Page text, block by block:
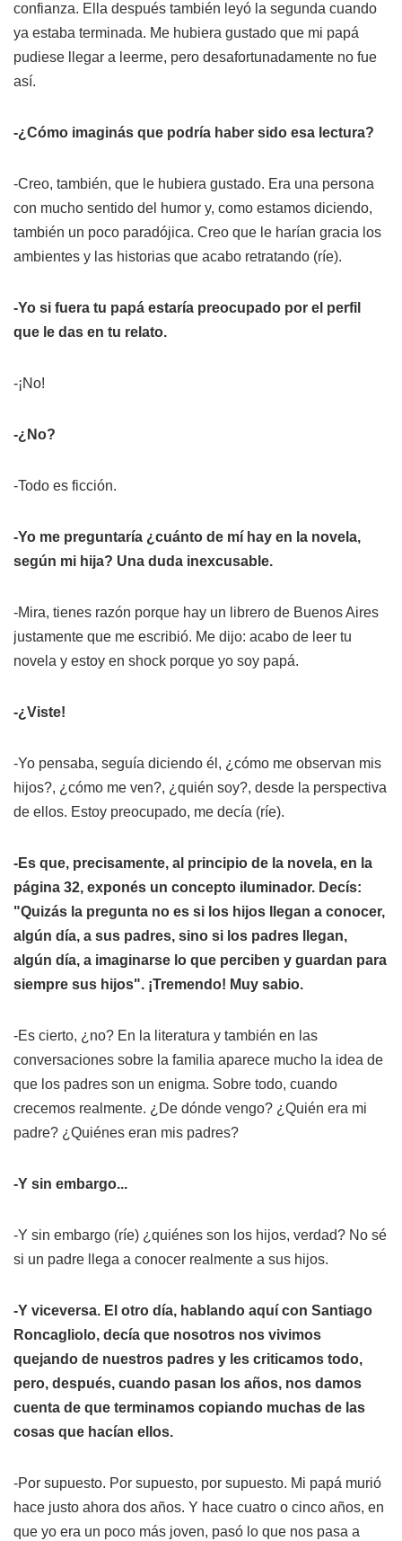
confianza. Ella después también leyó la segunda cuando
ya estaba terminada. Me hubiera gustado que mi papá
pudiese llegar a leerme, pero desafortunadamente no fue
así.
-¿Cómo imaginás que podría haber sido esa lectura?
-Creo, también, que le hubiera gustado. Era una persona
con mucho sentido del humor y, como estamos diciendo,
también un poco paradójica. Creo que le harían gracia los
ambientes y las historias que acabo retratando (ríe).
-Yo si fuera tu papá estaría preocupado por el perfil
que le das en tu relato.
-¡No!
-¿No?
-Todo es ficción.
-Yo me preguntaría ¿cuánto de mí hay en la novela,
según mi hija? Una duda inexcusable.
-Mira, tienes razón porque hay un librero de Buenos Aires
justamente que me escribió. Me dijo: acabo de leer tu
novela y estoy en shock porque yo soy papá.
-¿Viste!
-Yo pensaba, seguía diciendo él, ¿cómo me observan mis
hijos?, ¿cómo me ven?, ¿quién soy?, desde la perspectiva
de ellos. Estoy preocupado, me decía (ríe).
-Es que, precisamente, al principio de la novela, en la
página 32, exponés un concepto iluminador. Decís:
"Quizás la pregunta no es si los hijos llegan a conocer,
algún día, a sus padres, sino si los padres llegan,
algún día, a imaginarse lo que perciben y guardan para
siempre sus hijos". ¡Tremendo! Muy sabio.
-Es cierto, ¿no? En la literatura y también en las
conversaciones sobre la familia aparece mucho la idea de
que los padres son un enigma. Sobre todo, cuando
crecemos realmente. ¿De dónde vengo? ¿Quién era mi
padre? ¿Quiénes eran mis padres?
-Y sin embargo...
-Y sin embargo (ríe) ¿quiénes son los hijos, verdad? No sé
si un padre llega a conocer realmente a sus hijos.
-Y viceversa. El otro día, hablando aquí con Santiago
Roncagliolo, decía que nosotros nos vivimos
quejando de nuestros padres y les criticamos todo,
pero, después, cuando pasan los años, nos damos
cuenta de que terminamos copiando muchas de las
cosas que hacían ellos.
-Por supuesto. Por supuesto, por supuesto. Mi papá murió
hace justo ahora dos años. Y hace cuatro o cinco años, en
que yo era un poco más joven, pasó lo que nos pasa a